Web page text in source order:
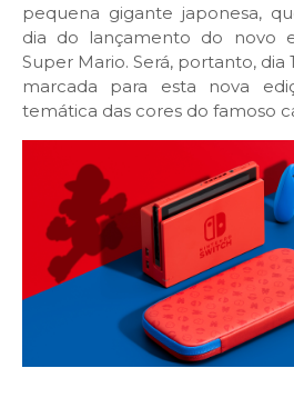
pequena gigante japonesa,
dia do lançamento do novo
Super Mario. Será, portanto, dia
marcada para esta nova
temática das cores do famoso